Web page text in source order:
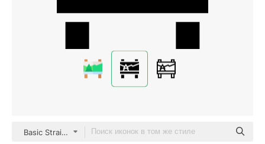
Basic Straight Filled